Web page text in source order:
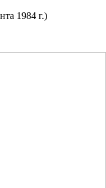
1984 г.)